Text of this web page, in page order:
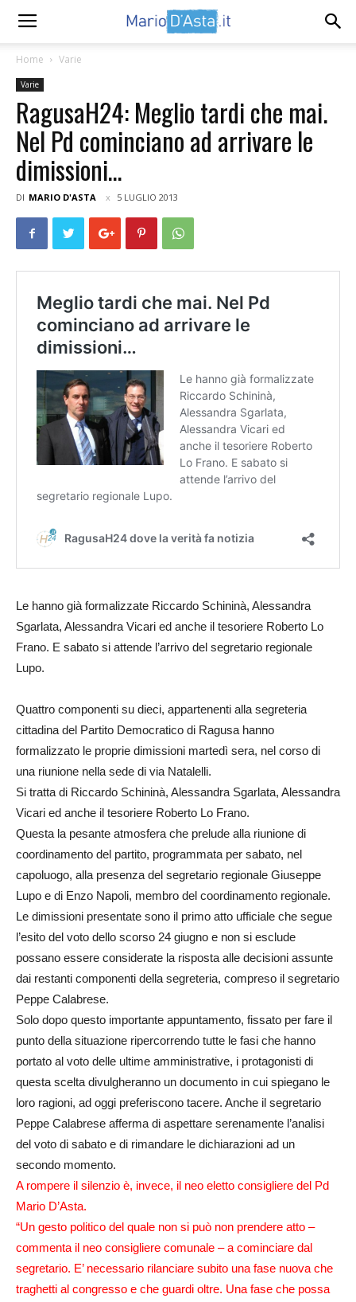
Home Varie
Varie
RagusaH24: Meglio tardi che mai.
Nel Pd cominciano ad arrivare le
dimissioni…
DI MARIO D'ASTA 5 LUGLIO 2013
Le hanno già formalizzate Riccardo Schininà, Alessandra
Sgarlata, Alessandra Vicari ed anche il tesoriere Roberto Lo
Frano. E sabato si attende l’arrivo del segretario regionale
Lupo.
Quattro componenti su dieci, appartenenti alla segreteria
cittadina del Partito Democratico di Ragusa hanno
formalizzato le proprie dimissioni martedì sera, nel corso di
una riunione nella sede di via Natalelli.
Si tratta di Riccardo Schininà, Alessandra Sgarlata, Alessandra
Vicari ed anche il tesoriere Roberto Lo Frano.
Questa la pesante atmosfera che prelude alla riunione di
coordinamento del partito, programmata per sabato, nel
capoluogo, alla presenza del segretario regionale Giuseppe
Lupo e di Enzo Napoli, membro del coordinamento regionale.
Le dimissioni presentate sono il primo atto ufficiale che segue
l’esito del voto dello scorso 24 giugno e non si esclude
possano essere considerate la risposta alle decisioni assunte
dai restanti componenti della segreteria, compreso il segretario
Peppe Calabrese.
Solo dopo questo importante appuntamento, fissato per fare il
punto della situazione ripercorrendo tutte le fasi che hanno
portato al voto delle ultime amministrative, i protagonisti di
questa scelta divulgheranno un documento in cui spiegano le
loro ragioni, ad oggi preferiscono tacere. Anche il segretario
Peppe Calabrese afferma di aspettare serenamente l’analisi
del voto di sabato e di rimandare le dichiarazioni ad un
secondo momento.
A rompere il silenzio è, invece, il neo eletto consigliere del Pd
Mario D’Asta.
“Un gesto politico del quale non si può non prendere atto –
commenta il neo consigliere comunale – a cominciare dal
segretario. E’ necessario rilanciare subito una fase nuova che
traghetti al congresso e che guardi oltre. Una fase che possa